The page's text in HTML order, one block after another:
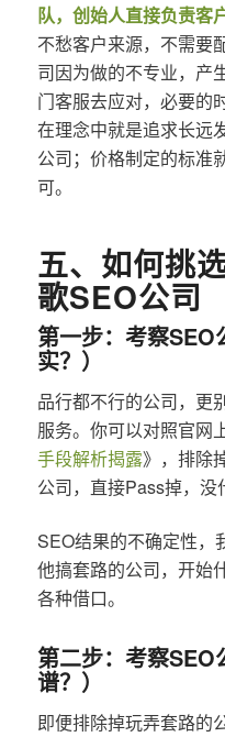
队，创始人直接负责客
不愁客户来源，不需要
司因为做的不专业，产
门客服去应对，必要的
在理念中就是追求长远
公司；价格制定的标准
可。
五、如何挑
歌SEO公司
第一步：考察SEO
实？）
品行都不行的公司，更
服务。你可以对照官网
手段解析揭露》，排除
公司，直接Pass掉，没
SEO结果的不确定性，
他搞套路的公司，开始
各种借口。
第二步：考察SEO
谱？）
即便排除掉玩弄套路的